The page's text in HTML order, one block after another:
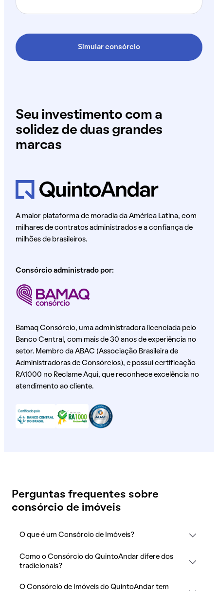
Simular consórcio
Seu investimento com a
solidez de duas grandes
marcas
A maior plataforma de moradia da América Latina, com
milhares de contratos administrados e a confiança de
milhões de brasileiros.
Consórcio administrado por:
Bamaq Consórcio, uma administradora licenciada pelo
Banco Central, com mais de 30 anos de experiência no
setor. Membro da ABAC (Associação Brasileira de
Administradoras de Consórcios), e possui certificação
RA1000 no Reclame Aqui, que reconhece excelência no
atendimento ao cliente.
Perguntas frequentes sobre
consórcio de imóveis
O que é um Consórcio de Imóveis?
Como o Consórcio do QuintoAndar difere dos
tradicionais?
O Consórcio de Imóveis do QuintoAndar tem